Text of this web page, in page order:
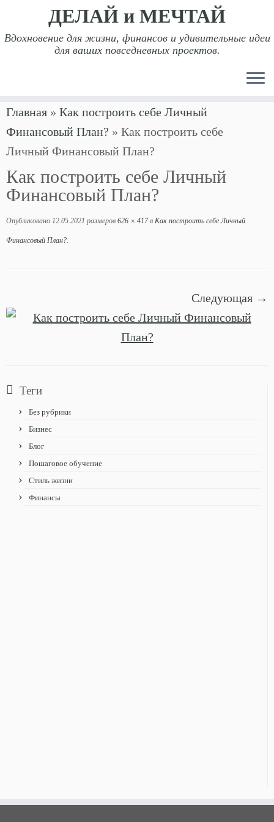
Перейти
содержимому
ДЕЛАЙ и МЕЧТАЙ
Вдохновение для жизни, финансов и удивительные идеи
для ваших повседневных проектов.
Главная » Как построить себе Личный
Финансовый План? » Как построить себе
Личный Финансовый План?
Как построить себе Личный
Финансовый План?
Опубликовано 12.05.2021 размеров 626 × 417в Как построить себе Личный
Финансовый План?.
Следующая →
Теги
Без рубрики
Бизнес
Блог
Пошаговое обучение
Стиль жизни
Финансы